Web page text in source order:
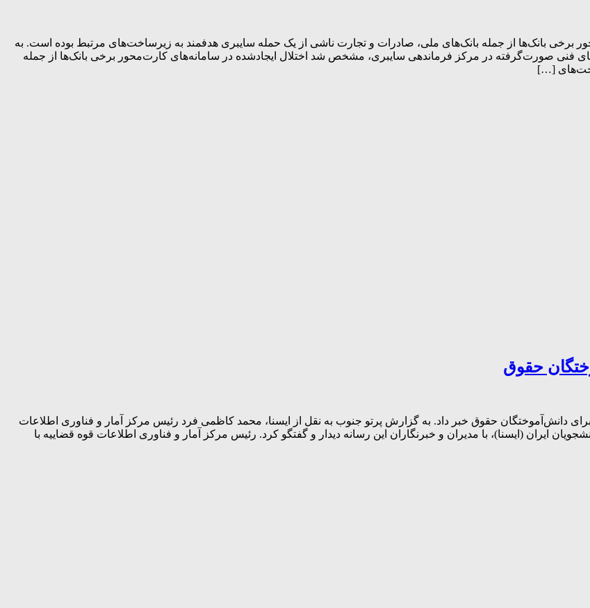
برخی بانک‌ها از جمله بانک‌های ملی، صادرات و تجارت ناشی از یک حمله سایبری هدفمند به زیرساخت‌های مرتبط بوده است. به
فنی صورت‌گرفته در مرکز فرماندهی سایبری، مشخص شد اختلال ایجادشده در سامانه‌های کارت‌محور برخی بانک‌ها از جمله
[…]
حقوق
دانش‌آموختگان حقوق خبر داد. به گزارش پرتو جنوب به نقل از ایسنا، محمد کاظمی فرد رئیس مرکز آمار و فناوری اطلاعات
ایران (ایسنا)، با مدیران و خبرنگاران این رسانه دیدار و گفتگو کرد. رئیس مرکز آمار و فناوری اطلاعات قوه قضاییه با